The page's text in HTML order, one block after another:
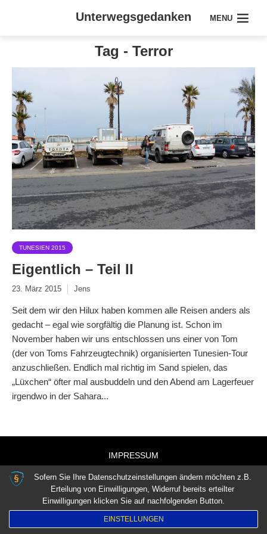
Unterwegsgedanken MENU
Tag - Terror
TUNESIEN 2015
Eigentlich – Teil II
23. März 2015 Jens
Seit dem wir den Hilux haben kommen alle Reisen anders als
gedacht – egal wie sorgfältig die Planung ist. Schon im
November haben wir uns entschlossen uns einer von Tom
(der von Toms Fahrzeugtechnik) organisierten Tunesien-Tour
anzuschließen. Endlich mal richtig im Sand spielen, das
„Lüxchen“ öfter mal ausbuddeln und den Abend am Lagerfeuer
irgendwo in der Sahara...
IMPRESSUM
Sofern Sie Ihre Datenschutzeinstellungen ändern möchten z.B.
Erteilung von Einwilligungen, Widerruf bereits erteilter
Einwilligungen klicken Sie auf nachfolgenden Button.
EINSTELLUNGEN